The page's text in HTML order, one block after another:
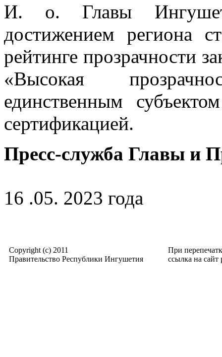
И. о. Главы
достижением региона
рейтинге прозрачности
«Высокая
единственным
сертификацией.
Пресс-служба Главы и
16 .05. 2023 года
Copyright (c) 2011
Правительство Республики Ингушетия
При
ссылка на сайт